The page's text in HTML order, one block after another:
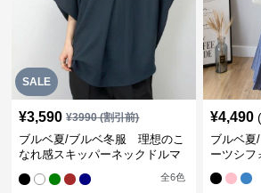
SALE
¥3,590 ¥3990(割引前)
ブルベ夏/ブルベ冬服 理想のこ
なれ感スキッパーネックドルマ
全6色
¥4,490
ブルベ
ーツシフ